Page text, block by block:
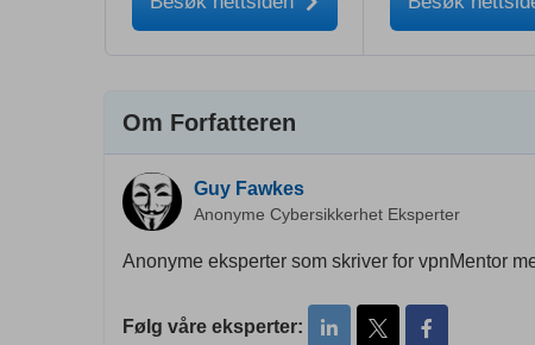
Om Forfatteren
Guy Fawkes
Anonyme Cybersikkerhet Eksperter
Anonyme eksperter som skriver for vpnMentor
Følg våre eksperter: